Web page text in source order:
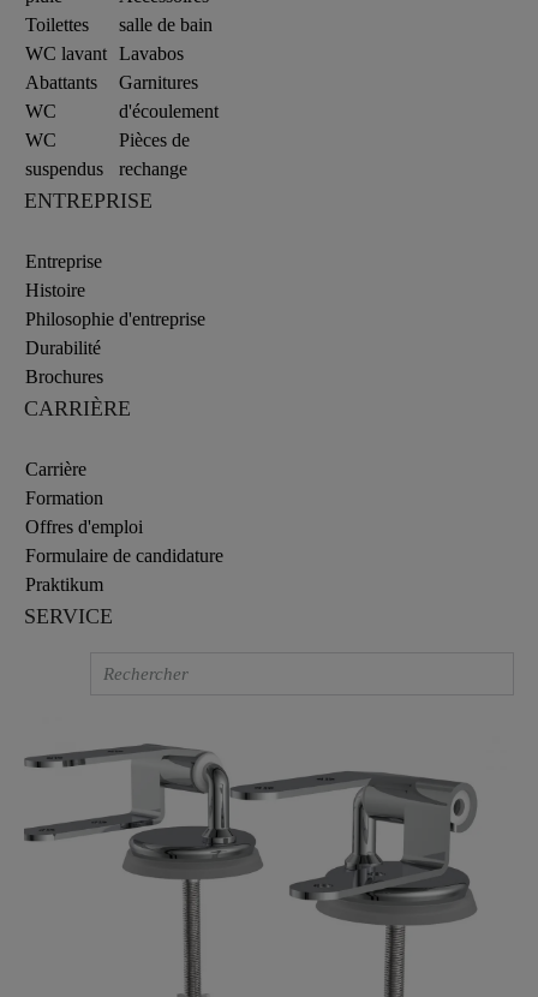
Toilettes
WC lavant
Abattants
WC
WC
suspendus
salle de bain
Lavabos
Garnitures
d'écoulement
Pièces de
rechange
ENTREPRISE
Entreprise
Histoire
Philosophie d'entreprise
Durabilité
Brochures
CARRIÈRE
Carrière
Formation
Offres d'emploi
Formulaire de candidature
Praktikum
SERVICE